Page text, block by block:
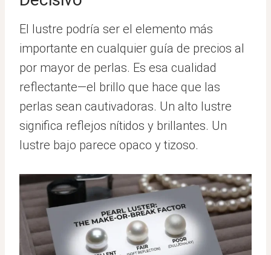
El lustre podría ser el elemento más
importante en cualquier guía de precios al
por mayor de perlas. Es esa cualidad
reflectante—el brillo que hace que las
perlas sean cautivadoras. Un alto lustre
significa reflejos nítidos y brillantes. Un
lustre bajo parece opaco y tizoso.